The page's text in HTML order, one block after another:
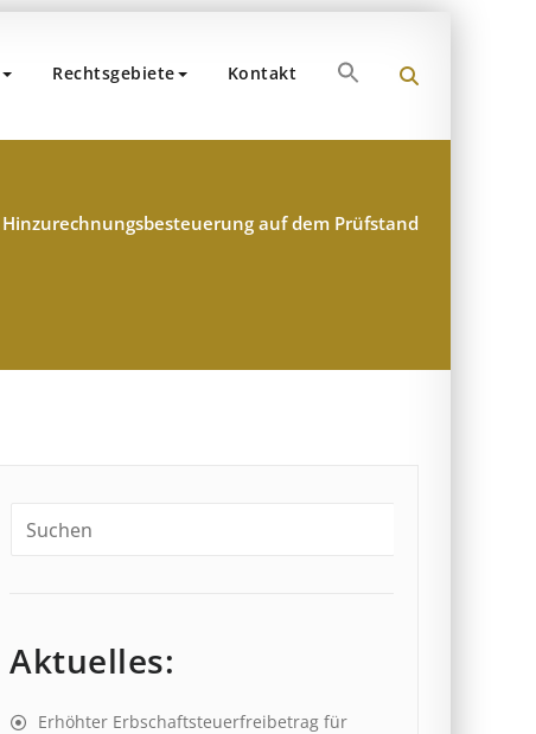
Rechtsgebiete Kontakt Search
for:
Hinzurechnungsbesteuerung auf dem Prüfstand
Aktuelles:
Erhöhter Erb­schaft­steuer­frei­be­trag für